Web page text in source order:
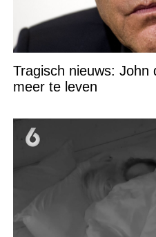
Tragisch nieuws: John
meer te leven